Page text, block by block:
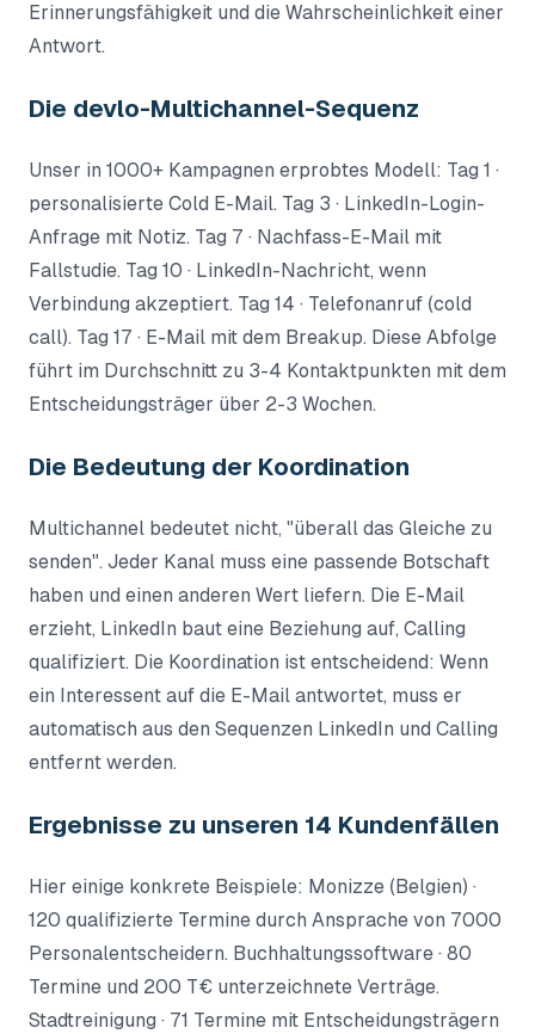
Erinnerungsfähigkeit und die Wahrscheinlichkeit einer
Antwort.
Die devlo-Multichannel-Sequenz
Unser in 1000+ Kampagnen erprobtes Modell: Tag 1 ·
personalisierte Cold E-Mail. Tag 3 · LinkedIn-Login-
Anfrage mit Notiz. Tag 7 · Nachfass-E-Mail mit
Fallstudie. Tag 10 · LinkedIn-Nachricht, wenn
Verbindung akzeptiert. Tag 14 · Telefonanruf (cold
call). Tag 17 · E-Mail mit dem Breakup. Diese Abfolge
führt im Durchschnitt zu 3-4 Kontaktpunkten mit dem
Entscheidungsträger über 2-3 Wochen.
Die Bedeutung der Koordination
Multichannel bedeutet nicht, "überall das Gleiche zu
senden". Jeder Kanal muss eine passende Botschaft
haben und einen anderen Wert liefern. Die E-Mail
erzieht, LinkedIn baut eine Beziehung auf, Calling
qualifiziert. Die Koordination ist entscheidend: Wenn
ein Interessent auf die E-Mail antwortet, muss er
automatisch aus den Sequenzen LinkedIn und Calling
entfernt werden.
Ergebnisse zu unseren 14 Kundenfällen
Hier einige konkrete Beispiele: Monizze (Belgien) ·
120 qualifizierte Termine durch Ansprache von 7000
Personalentscheidern. Buchhaltungssoftware · 80
Termine und 200 T€ unterzeichnete Verträge.
Stadtreinigung · 71 Termine mit Entscheidungsträgern